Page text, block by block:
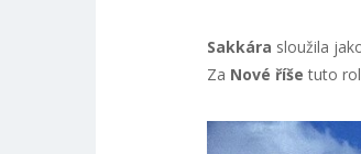
Sakkára sloužila
Za Nové říše tuto